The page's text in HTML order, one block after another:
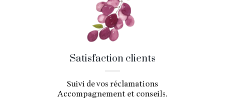
Satisfaction clients
Suivi de vos réclamations
Accompagnement et conseils.